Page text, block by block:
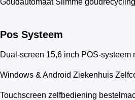
Goudautomaat Slimme
Pos Systeem
Dual-screen 15,6 inch POS-
Windows & Android Ziekenhuis
Touchscreen zelfbediening